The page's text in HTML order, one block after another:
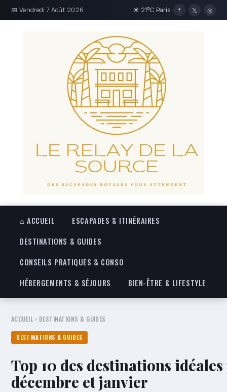
📅 Vendredi 7 Août 2026 ☀ 21°C Paris f 𝕏 ◎
⌂ ACCUEIL
ESCAPADES & ITINÉRAIRES
DESTINATIONS & GUIDES
CONSEILS PRATIQUES & CONSO
HÉBERGEMENTS & SÉJOURS
BIEN-ÊTRE & LIFESTYLE
ACCUEIL › DESTINATIONS & GUIDES
DESTINATIONS & GUIDES
Top 10 des destinations
décembre et janvier